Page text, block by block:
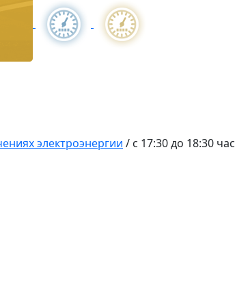
электроэнергии / с 17:30 до 18:30